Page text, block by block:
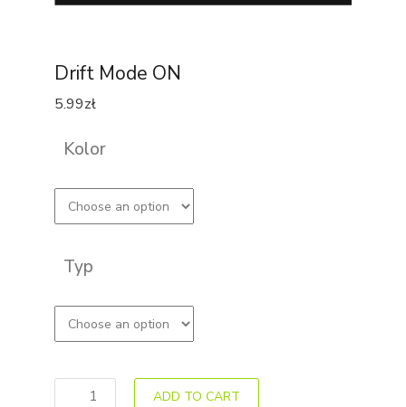
Drift Mode ON
5.99zł
Kolor
Typ
ADD TO CART